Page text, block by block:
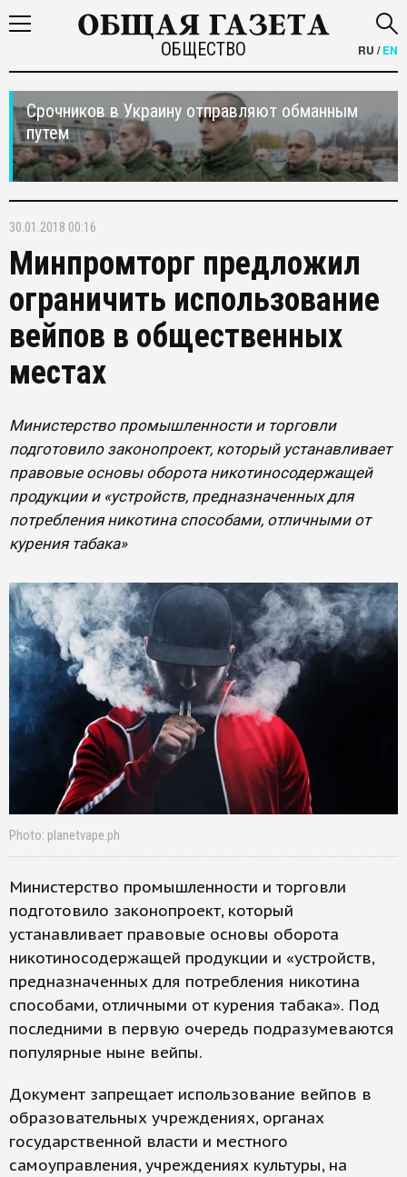
ОБЩЕСТВО RU /EN
Срочников в Украину отправляют обманным
путем
30.01.2018 00:16
Минпромторг предложил
ограничить использование
вейпов в общественных
местах
Министерство промышленности и торговли
подготовило законопроект, который устанавливает
правовые основы оборота никотиносодержащей
продукции и «устройств, предназначенных для
потребления никотина способами, отличными от
курения табака»
Photo: planetvape.ph
Министерство промышленности и торговли
подготовило законопроект, который
устанавливает правовые основы оборота
никотиносодержащей продукции и «устройств,
предназначенных для потребления никотина
способами, отличными от курения табака». Под
последними в первую очередь подразумеваются
популярные ныне вейпы.
Документ запрещает использование вейпов в
образовательных учреждениях, органах
государственной власти и местного
самоуправления, учреждениях культуры, на